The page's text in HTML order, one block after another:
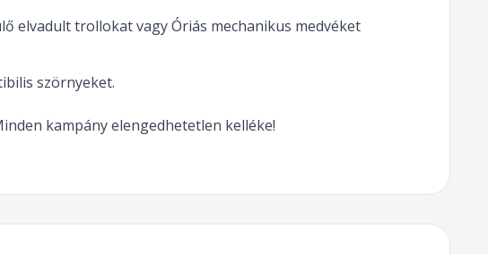
elvadult trollokat vagy Óriás mechanikus medvéket
szörnyeket.
kampány elengedhetetlen kelléke!